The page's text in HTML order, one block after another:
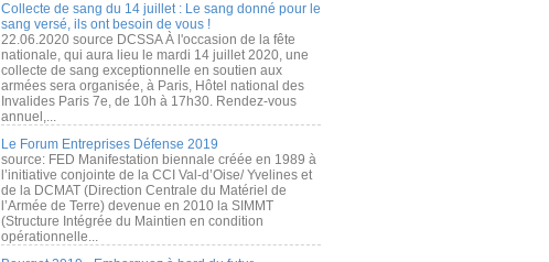
Collecte de sang du 14 juillet : Le sang donné pour le
sang versé, ils ont besoin de vous !
22.06.2020 source DCSSA À l'occasion de la fête
nationale, qui aura lieu le mardi 14 juillet 2020, une
collecte de sang exceptionnelle en soutien aux
armées sera organisée, à Paris, Hôtel national des
Invalides Paris 7e, de 10h à 17h30. Rendez-vous
annuel,...
Le Forum Entreprises Défense 2019
source: FED Manifestation biennale créée en 1989 à
l’initiative conjointe de la CCI Val-d’Oise/ Yvelines et
de la DCMAT (Direction Centrale du Matériel de
l’Armée de Terre) devenue en 2010 la SIMMT
(Structure Intégrée du Maintien en condition
opérationnelle...